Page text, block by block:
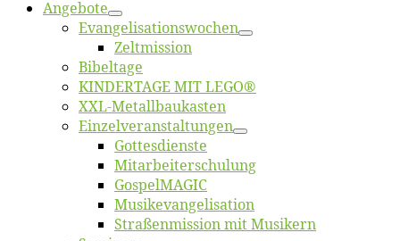
An­ge­bo­te
Evangelisa­tions­wo­chen
Zelt­mis­si­on
Bi­bel­ta­ge
KINDERTAGE MIT LEGO®
XXL-Me­­tal­l­­bau­­kas­­ten
Einzelver­an­stal­tungen
Got­tes­diens­te
Mitarbeiter­schulung
Gos­pel­MA­GIC
Musikevan­ge­li­sa­tion
Straßenmis­sion mit Musikern